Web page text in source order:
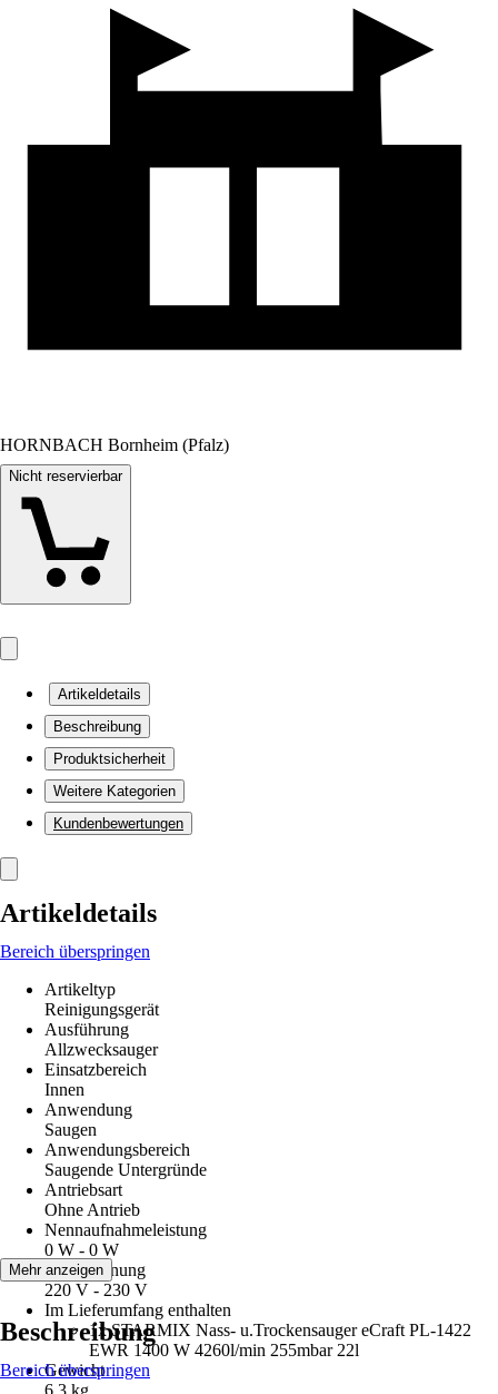
HORNBACH Bornheim (Pfalz)
Nicht reservierbar
Artikeldetails
Beschreibung
Produktsicherheit
Weitere Kategorien
Kundenbewertungen
Artikeldetails
Bereich überspringen
Artikeltyp
Reinigungsgerät
Ausführung
Allzwecksauger
Einsatzbereich
Innen
Anwendung
Saugen
Anwendungsbereich
Saugende Untergründe
Antriebsart
Ohne Antrieb
Nennaufnahmeleistung
0 W - 0 W
Netzspannung
220 V - 230 V
Im Lieferumfang enthalten
1x STARMIX Nass- u.Trockensauger eCraft PL-1422
EWR 1400 W 4260l/min 255mbar 22l
Gewicht
6,3 kg
Mehr anzeigen
Beschreibung
Bereich überspringen